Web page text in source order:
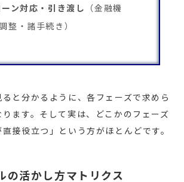
ン対応・引き渡し （金融機
整・諸手続き）
と分かるように、各フェーズで求めら
ます。そして実は、どこかのフェーズ
接役立つ」という方がほとんどです。
の活かし方マトリクス